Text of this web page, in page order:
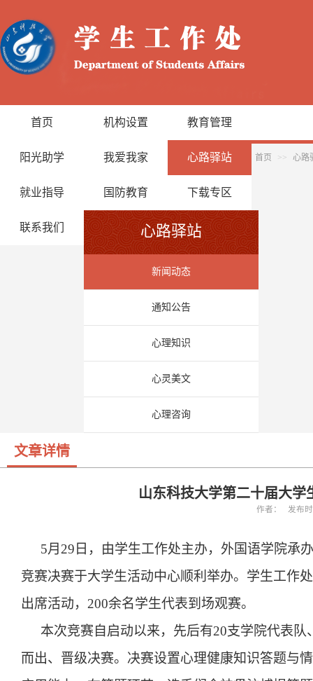
首页 机构设置 教育管理
阳光助学 我爱我家 心路驿站
就业指导 国防教育 下载专区
联系我们
首页 >> 心路
心路驿站
新闻动态
通知公告
心理知识
心灵美文
心理咨询
文章详情
山东科技大学第二十届大学
作者： 发布
5月29日，由学生工作处主办，外国语学院承
竞赛决赛于大学生活动中心顺利举办。学生工作
出席活动，200余名学生代表到场观赛。
本次竞赛自启动以来，先后有20支学院代表
而出、晋级决赛。决赛设置心理健康知识答题与